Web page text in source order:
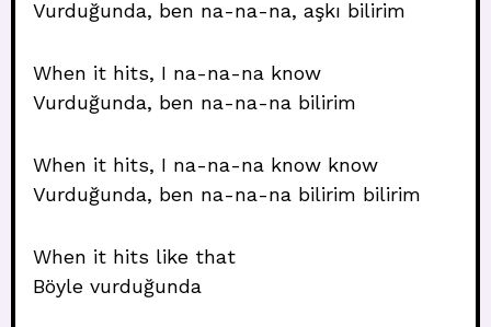
Vurduğunda, ben na-na-na, aşkı bilirim
When it hits, I na-na-na know
Vurduğunda, ben na-na-na bilirim
When it hits, I na-na-na know know
Vurduğunda, ben na-na-na bilirim bilirim
When it hits like that
Böyle vurduğunda